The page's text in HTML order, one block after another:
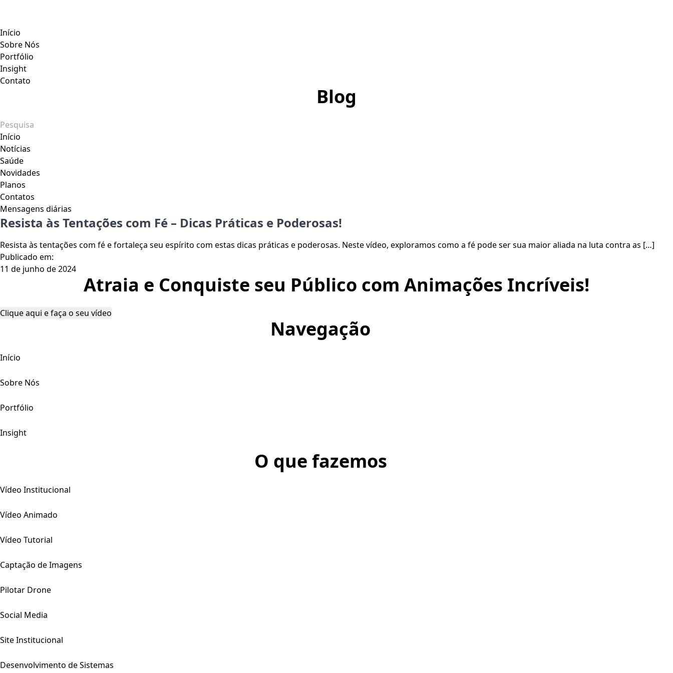
Início
Sobre Nós
Portfólio
Insight
Contato
Blog
Início
Notícias
Saúde
Novidades
Planos
Contatos
Mensagens diárias
Resista às Tentações com Fé – Dicas Práticas e Poderosas!
Resista às tentações com fé e fortaleça seu espírito com estas dicas práticas e poderosas. Neste vídeo, exploramos como a fé pode ser sua maior aliada na luta contra as […]
Publicado em:
11 de junho de 2024
Atraia e Conquiste seu Público com Animações Incríveis!
Clique aqui e faça o seu vídeo
Navegação
Início
Sobre Nós
Portfólio
Insight
O que fazemos
Vídeo Institucional
Vídeo Animado
Vídeo Tutorial
Captação de Imagens
Pilotar Drone
Social Media
Site Institucional
Desenvolvimento de Sistemas